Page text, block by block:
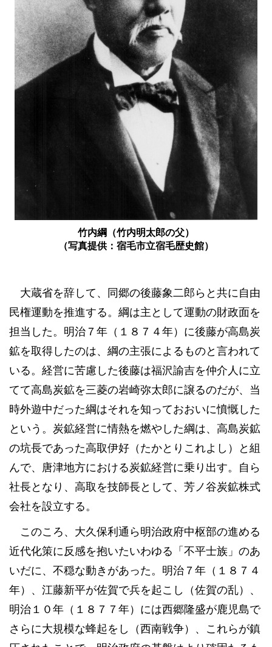
竹内綱（竹内明太郎の父）
（写真提供：宿毛市立宿毛歴史館）
大蔵省を辞して、同郷の後藤象二郎らと共に自由
民権運動を推進する。綱は主として運動の財政面を
担当した。明治７年（１８７４年）に後藤が高島炭
鉱を取得したのは、綱の主張によるものと言われて
いる。経営に苦慮した後藤は福沢諭吉を仲介人に立
てて高島炭鉱を三菱の岩崎弥太郎に譲るのだが、当
時外遊中だった綱はそれを知っておおいに憤慨した
という。炭鉱経営に情熱を燃やした綱は、高島炭鉱
の坑長であった高取伊好（たかとりこれよし）と組
んで、唐津地方における炭鉱経営に乗り出す。自ら
社長となり、高取を技師長として、芳ノ谷炭鉱株式
会社を設立する。
このころ、大久保利通ら明治政府中枢部の進める
近代化策に反感を抱いたいわゆる「不平士族」のあ
いだに、不穏な動きがあった。明治７年（１８７４
年）、江藤新平が佐賀で兵を起こし（佐賀の乱）、
明治１０年（１８７７年）には西郷隆盛が鹿児島で
さらに大規模な蜂起をし（西南戦争）、これらが鎮